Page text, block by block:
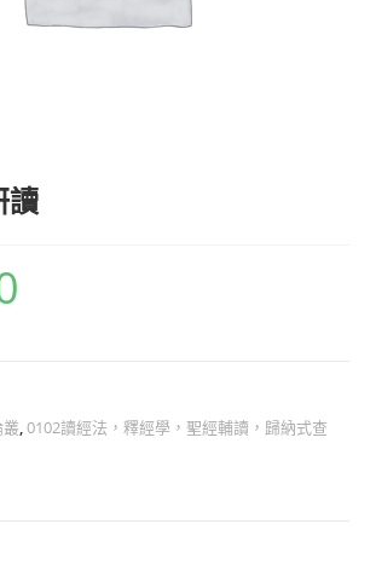
讀
,0102讀經法，釋經學，聖經輔讀，歸納式查